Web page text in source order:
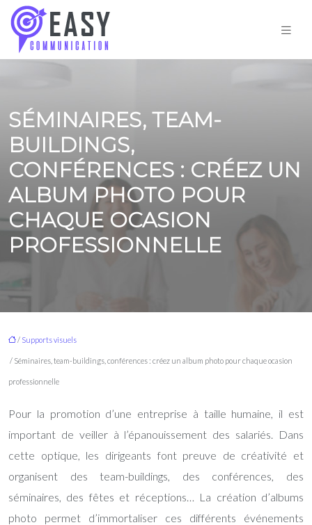
SÉMINAIRES, TEAM-
BUILDINGS,
CONFÉRENCES : CRÉEZ UN
ALBUM PHOTO POUR
CHAQUE OCASION
PROFESSIONNELLE
/ Supports visuels
/ Séminaires, team-buildings, conférences : créez un album photo pour chaque ocasion
professionnelle
Pour la promotion d’une entreprise à taille humaine, il est
important de veiller à l’épanouissement des salariés. Dans
cette optique, les dirigeants font preuve de créativité et
organisent des team-buildings, des conférences, des
séminaires, des fêtes et réceptions… La création d’albums
photo permet d’immortaliser ces différents événements